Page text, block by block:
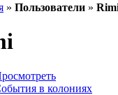
» Пользователи »
в колониях